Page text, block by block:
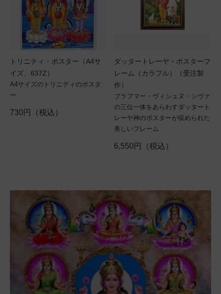
トリニティ・ポスター（A4サ
イズ、637Z）
A4サイズのトリニティのポスタ
ー
730円（税込）
ダッタートレーヤ・ポスターフ
レーム（カラフル）（受注製
作）
ブラフマー・ヴィシュヌ・シヴァ
の三位一体をあらわすダッタート
レーヤ神のポスターが収められた
美しいフレーム
6,550円（税込）